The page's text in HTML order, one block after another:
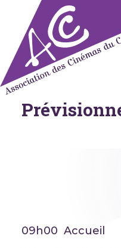
content
Association des
Centre
09h00 Accueil